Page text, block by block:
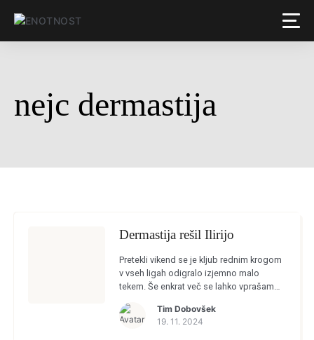
nejc dermastija
Dermastija rešil Ilirijo
Pretekli vikend se je kljub rednim krogom
v vseh ligah odigralo izjemno malo
tekem. Še enkrat več se lahko vprašamo,
vsem znanim razporedom […]
Tim Dobovšek
19. 11. 2024